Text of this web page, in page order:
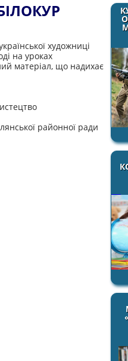
художниці
на уроках
матеріал, що надихає
районної ради